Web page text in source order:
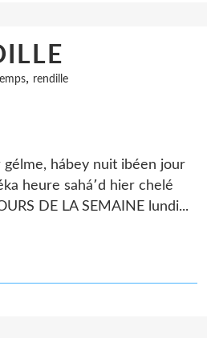
, rendille
gélme, hábey nuit ibéen jour
heure sahá՚d hier chelé
DE LA SEMAINE lundi...